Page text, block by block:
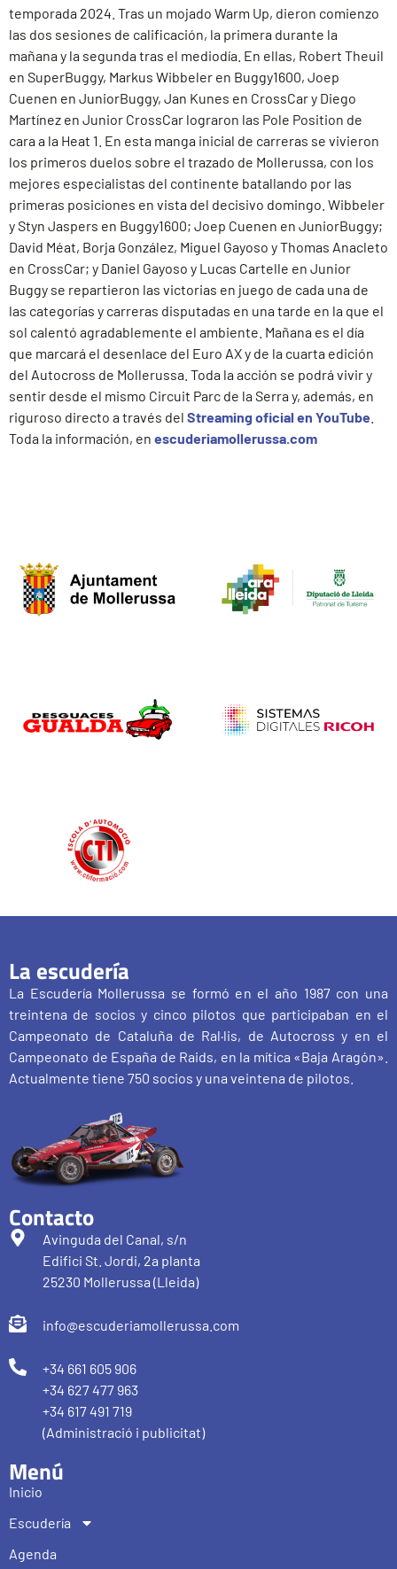
temporada 2024. Tras un mojado Warm Up, dieron comienzo
las dos sesiones de calificación, la primera durante la
mañana y la segunda tras el mediodía. En ellas, Robert Theuil
en SuperBuggy, Markus Wibbeler en Buggy1600, Joep
Cuenen en JuniorBuggy, Jan Kunes en CrossCar y Diego
Martínez en Junior CrossCar lograron las Pole Position de
cara a la Heat 1. En esta manga inicial de carreras se vivieron
los primeros duelos sobre el trazado de Mollerussa, con los
mejores especialistas del continente batallando por las
primeras posiciones en vista del decisivo domingo. Wibbeler
y Styn Jaspers en Buggy1600; Joep Cuenen en JuniorBuggy;
David Méat, Borja González, Miguel Gayoso y Thomas Anacleto
en CrossCar; y Daniel Gayoso y Lucas Cartelle en Junior
Buggy se repartieron las victorias en juego de cada una de
las categorías y carreras disputadas en una tarde en la que el
sol calentó agradablemente el ambiente. Mañana es el día
que marcará el desenlace del Euro AX y de la cuarta edición
del Autocross de Mollerussa. Toda la acción se podrá vivir y
sentir desde el mismo Circuit Parc de la Serra y, además, en
riguroso directo a través del Streaming oficial en YouTube
Toda la información, en escuderiamollerussa.com
La escudería
La Escudería Mollerussa se formó en el año 1987 con una
treintena de socios y cinco pilotos que participaban en el
Campeonato de Cataluña de Ral·lis, de Autocross y en el
Campeonato de España de Raids, en la mítica «Baja Aragón».
Actualmente tiene 750 socios y una veintena de pilotos.
Contacto
Avinguda del Canal, s/n
Edifici St. Jordi, 2a planta
25230 Mollerussa (Lleida)
info@escuderiamollerussa.com
+34 661 605 906
+34 627 477 963
+34 617 491 719
(Administració i publicitat)
Menú
Inicio
Escudería
Agenda